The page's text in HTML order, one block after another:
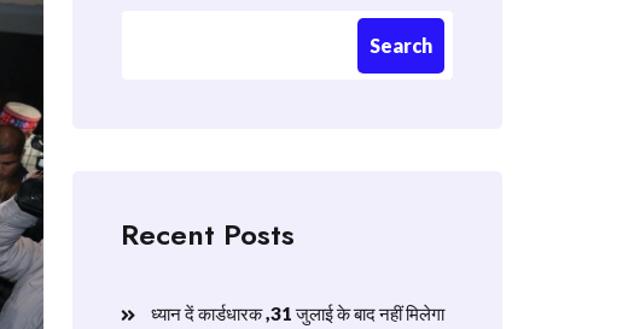
Search
Recent Posts
ध्यान दें कार्डधारक ,31 जुलाई के बाद नहीं मिलेगा